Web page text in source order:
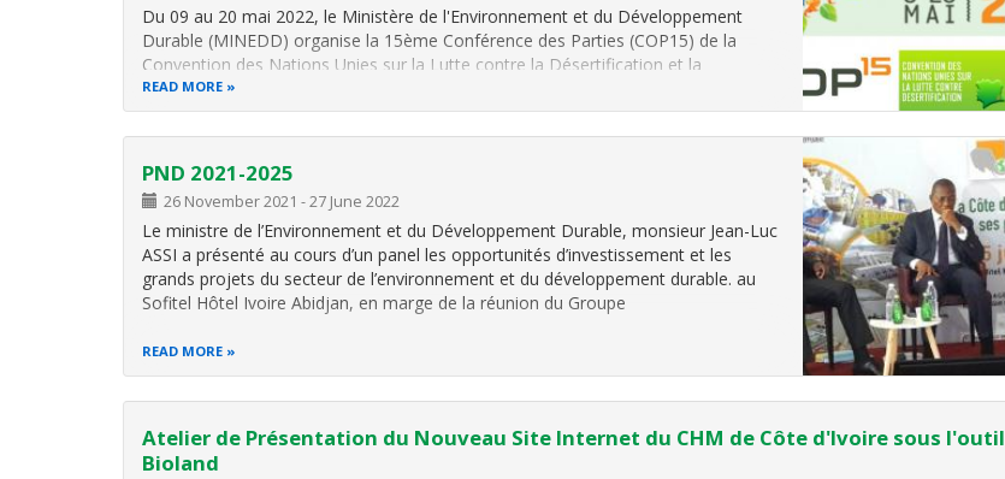
Du 09 au 20 mai 2022, le Ministère de l'Environnement et du Développement
Durable (MINEDD) organise la 15ème Conférence des Parties (COP15) de la
Convention des Nations Unies sur la Lutte contre la Désertification et la
Sécheresse (CNULCD). Cet évènement se tiendra au Sofitel Abidjan Hôtel Ivoire
READ MORE
PND 2021-2025
26 November 2021 -27 June 2022
Le ministre de l’Environnement et du Développement Durable, monsieur Jean-Luc
ASSI a présenté au cours d’un panel les opportunités d’investissement et les
grands projets du secteur de l’environnement et du développement durable. au
Sofitel Hôtel Ivoire Abidjan, en marge de la réunion du Groupe
READ MORE
Atelier de Présentation du Nouveau Site Internet du CHM de Côte d'Ivoire sous l'outil
Bioland